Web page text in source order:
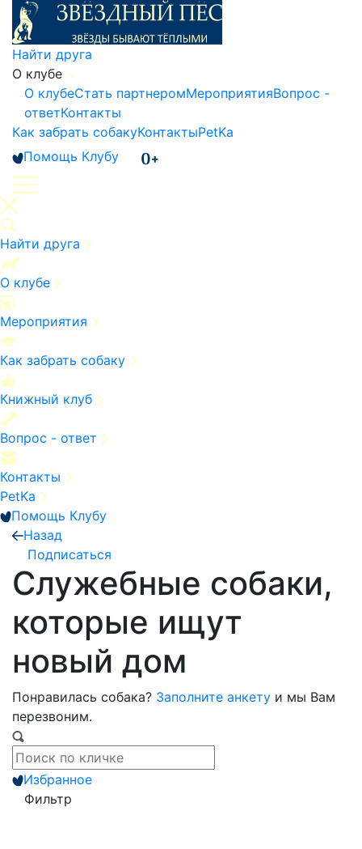
Найти друга
О клубе
О клубеСтать партнеромМероприятияВопрос -
ответКонтакты
Как забрать собакуКонтактыPetKa
Помощь Клубу
Найти друга
О клубе
Мероприятия
Как забрать собаку
Книжный клуб
Вопрос - ответ
Контакты
PetKa
Помощь Клубу
Назад
Подписаться
Служебные собаки,
которые ищут
новый дом
Понравилась собака? Заполните анкету и мы Вам
перезвоним.
Избранное
Фильтр